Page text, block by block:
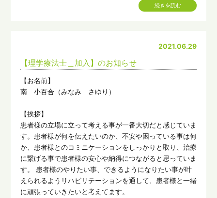
続きを読む
2021.06.29
【理学療法士＿加入】のお知らせ
【お名前】
南 小百合（みなみ さゆり）
【挨拶】
患者様の立場に立って考える事が一番大切だと感じていま
す。患者様が何を伝えたいのか、不安や困っている事は何
か、患者様とのコミニケーションをしっかりと取り、治療
に繋げる事で患者様の安心や納得につながると思っていま
す。 患者様のやりたい事、できるようになりたい事が叶
えられるようリハビリテーションを通して、患者様と一緒
に頑張っていきたいと考えてます。